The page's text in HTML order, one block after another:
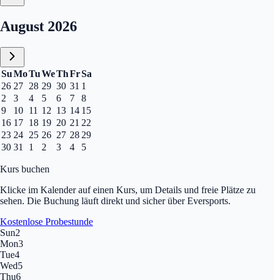
Calendar, August 2026
August 2026
SuMoTuWeThFrSa
26 27 28 29 30 31 1
2
3 4 5 6 7
8
9
10 11 12 13 14 15
16 17 18 19 20 21 22
23 24 25 26 27 28 29
30 31 1 2 3 4 5
Kurs buchen
Klicke im Kalender auf einen Kurs, um Details und freie Plätze zu
sehen. Die Buchung läuft direkt und sicher über Eversports.
Kostenlose Probestunde
Sun2
Mon3
Tue4
Wed5
Thu6